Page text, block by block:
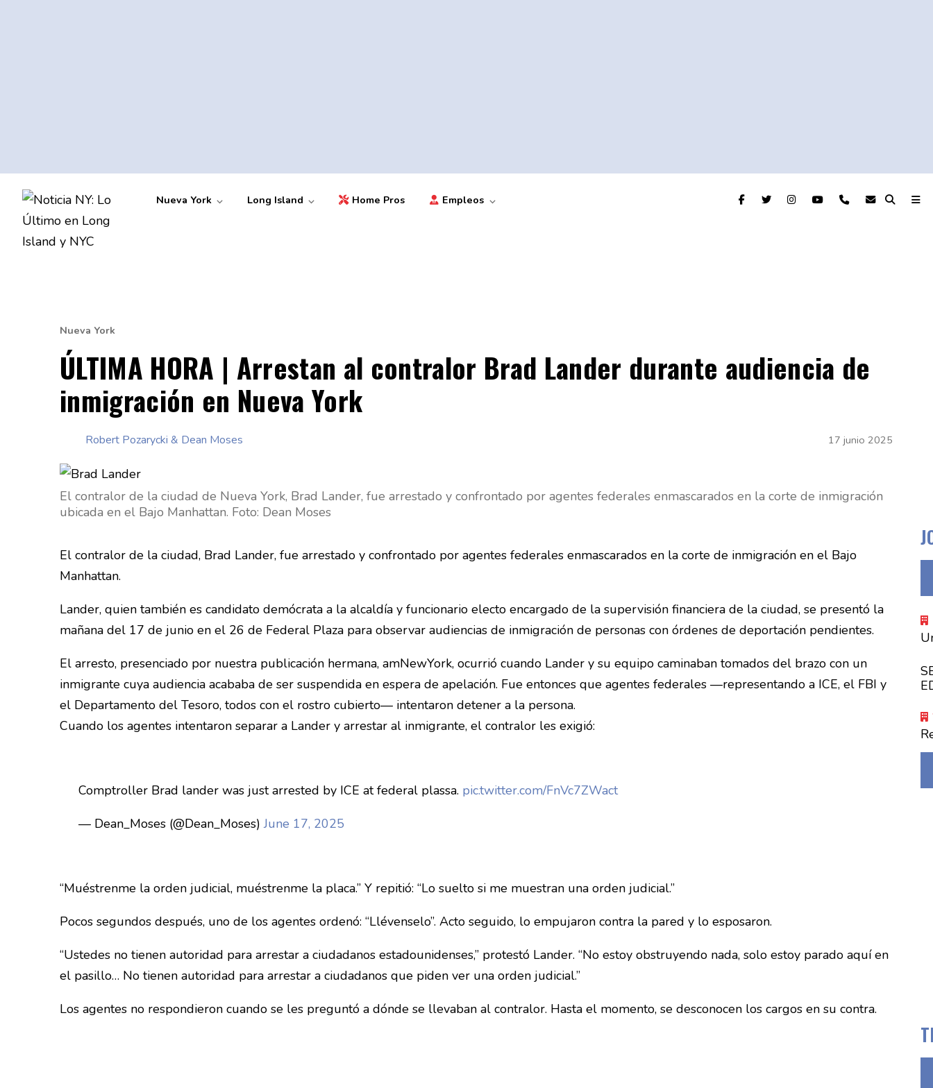
Nueva York Long Island Home Pros Empleos
Nueva York
ÚLTIMA HORA | Arrestan al contralor Brad Lander durante audiencia de
inmigración en Nueva York
Robert Pozarycki & Dean Moses 17 junio 2025
El contralor de la ciudad de Nueva York, Brad Lander, fue arrestado y confrontado por agentes federales enmascarados en la corte de inmigración
ubicada en el Bajo Manhattan. Foto: Dean Moses
El contralor de la ciudad, Brad Lander, fue arrestado y confrontado por agentes federales enmascarados en la corte de inmigración en el Bajo
Manhattan.
Lander, quien también es candidato demócrata a la alcaldía y funcionario electo encargado de la supervisión financiera de la ciudad, se presentó la
mañana del 17 de junio en el 26 de Federal Plaza para observar audiencias de inmigración de personas con órdenes de deportación pendientes.
El arresto, presenciado por nuestra publicación hermana, amNewYork, ocurrió cuando Lander y su equipo caminaban tomados del brazo con un
inmigrante cuya audiencia acababa de ser suspendida en espera de apelación. Fue entonces que agentes federales —representando a ICE, el FBI y
el Departamento del Tesoro, todos con el rostro cubierto— intentaron detener a la persona.
Cuando los agentes intentaron separar a Lander y arrestar al inmigrante, el contralor les exigió:
Comptroller Brad lander was just arrested by ICE at federal plassa. pic.twitter.com/FnVc7ZWact
— Dean_Moses (@Dean_Moses)June 17, 2025
“Muéstrenme la orden judicial, muéstrenme la placa.” Y repitió: “Lo suelto si me muestran una orden judicial.”
Pocos segundos después, uno de los agentes ordenó: “Llévenselo”. Acto seguido, lo empujaron contra la pared y lo esposaron.
“Ustedes no tienen autoridad para arrestar a ciudadanos estadounidenses,” protestó Lander. “No estoy obstruyendo nada, solo estoy parado aquí en
el pasillo… No tienen autoridad para arrestar a ciudadanos que piden ver una orden judicial.”
Los agentes no respondieron cuando se les preguntó a dónde se llevaban al contralor. Hasta el momento, se desconocen los cargos en su contra.